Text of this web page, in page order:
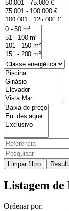
Limpar filtro
Listagem de
Ordenar por: